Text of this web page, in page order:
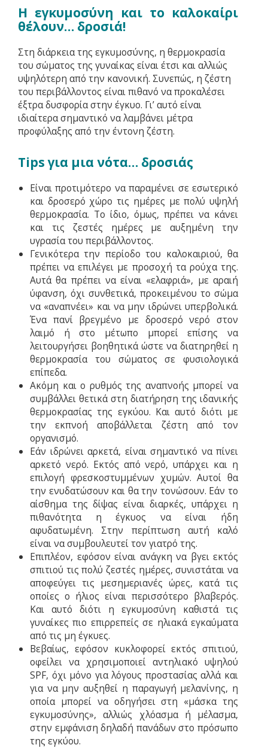
Η εγκυμοσύνη και το καλοκαίρι
θέλουν… δροσιά!
Στη διάρκεια της εγκυμοσύνης, η θερμοκρασία
του σώματος της γυναίκας είναι έτσι και αλλιώς
υψηλότερη από την κανονική. Συνεπώς, η ζέστη
του περιβάλλοντος είναι πιθανό να προκαλέσει
έξτρα δυσφορία στην έγκυο. Γι’ αυτό είναι
ιδιαίτερα σημαντικό να λαμβάνει μέτρα
προφύλαξης από την έντονη ζέστη.
Tips για μια νότα… δροσιάς
Είναι προτιμότερο να παραμένει σε εσωτερικό
και δροσερό χώρο τις ημέρες με πολύ υψηλή
θερμοκρασία. Το ίδιο, όμως, πρέπει να κάνει
και τις ζεστές ημέρες με αυξημένη την
υγρασία του περιβάλλοντος.
Γενικότερα την περίοδο του καλοκαιριού, θα
πρέπει να επιλέγει με προσοχή τα ρούχα της.
Αυτά θα πρέπει να είναι «ελαφριά», με αραιή
ύφανση, όχι συνθετικά, προκειμένου το σώμα
να «αναπνέει» και να μην ιδρώνει υπερβολικά.
Ένα πανί βρεγμένο με δροσερό νερό στον
λαιμό ή στο μέτωπο μπορεί επίσης να
λειτουργήσει βοηθητικά ώστε να διατηρηθεί η
θερμοκρασία του σώματος σε φυσιολογικά
επίπεδα.
Ακόμη και ο ρυθμός της αναπνοής μπορεί να
συμβάλλει θετικά στη διατήρηση της ιδανικής
θερμοκρασίας της εγκύου. Και αυτό διότι με
την εκπνοή αποβάλλεται ζέστη από τον
οργανισμό.
Εάν ιδρώνει αρκετά, είναι σημαντικό να πίνει
αρκετό νερό. Εκτός από νερό, υπάρχει και η
επιλογή φρεσκοστυμμένων χυμών. Αυτοί θα
την ενυδατώσουν και θα την τονώσουν. Εάν το
αίσθημα της δίψας είναι διαρκές, υπάρχει η
πιθανότητα η έγκυος να είναι ήδη
αφυδατωμένη. Στην περίπτωση αυτή καλό
είναι να συμβουλευτεί τον γιατρό της.
Επιπλέον, εφόσον είναι ανάγκη να βγει εκτός
σπιτιού τις πολύ ζεστές ημέρες, συνιστάται να
αποφεύγει τις μεσημεριανές ώρες, κατά τις
οποίες ο ήλιος είναι περισσότερο βλαβερός.
Και αυτό διότι η εγκυμοσύνη καθιστά τις
γυναίκες πιο επιρρεπείς σε ηλιακά εγκαύματα
από τις μη έγκυες.
Βεβαίως, εφόσον κυκλοφορεί εκτός σπιτιού,
οφείλει να χρησιμοποιεί αντηλιακό υψηλού
SPF, όχι μόνο για λόγους προστασίας αλλά και
για να μην αυξηθεί η παραγωγή μελανίνης, η
οποία μπορεί να οδηγήσει στη «μάσκα της
εγκυμοσύνης», αλλιώς χλόασμα ή μέλασμα,
στην εμφάνιση δηλαδή πανάδων στο πρόσωπο
της εγκύου.